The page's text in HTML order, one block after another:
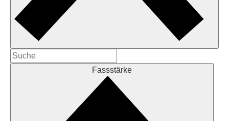
Fassstärke